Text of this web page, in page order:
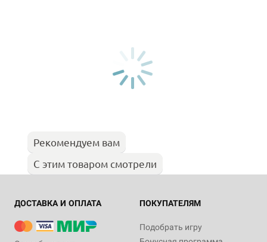
Рекомендуем вам
С этим товаром смотрели
ДОСТАВКА И ОПЛАТА ПОКУПАТЕЛЯМ
Подобрать игру